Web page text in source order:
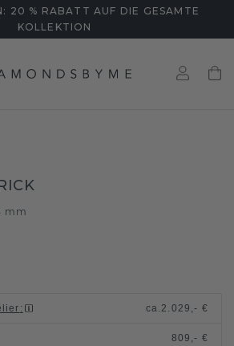
20 % RABATT AUF DIE GESAMTE
KOLLEKTION
mm
: ca.2.029,- €
809,- €